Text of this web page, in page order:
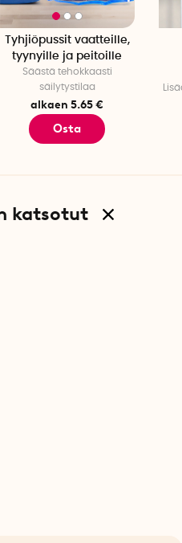
Tyhjiöpussit vaatteille,
tyynyille ja peitoille
Säästä tehokkaasti
säilytystilaa
alkaen 5.65 €
Osta
katsotut